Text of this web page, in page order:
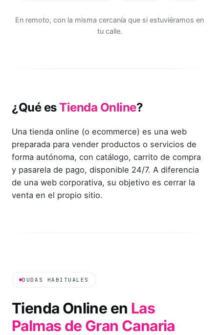
En remoto, con la misma cercanía que si estuviéramos en
tu calle.
¿Qué esTienda Online?
Una tienda online (o ecommerce) es una web
preparada para vender productos o servicios de
forma autónoma, con catálogo, carrito de compra
y pasarela de pago, disponible 24/7. A diferencia
de una web corporativa, su objetivo es cerrar la
venta en el propio sitio.
DUDAS HABITUALES
Tienda Online en Las
Palmas de Gran Canaria